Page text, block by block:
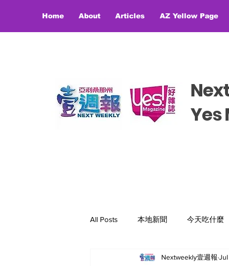
Home About Articles AZ Yellow Page
​​Yes
All Posts 本地新聞 今天吃什麼
Nextweekly壹週報